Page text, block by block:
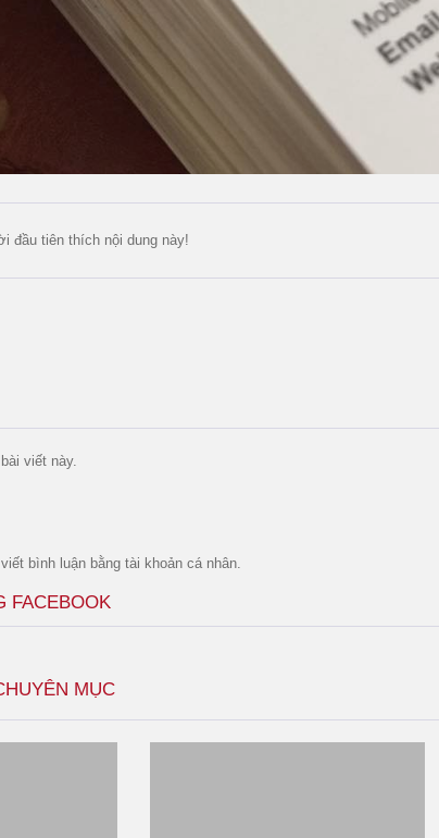
đầu tiên thích nội dung này!
viết này.
bình luận bằng tài khoản cá nhân.
FACEBOOK
MỤC